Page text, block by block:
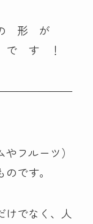
形 が
す ！
フルーツ）
です。
けでなく、人